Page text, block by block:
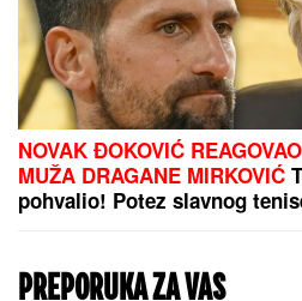
Čuveni
posledica